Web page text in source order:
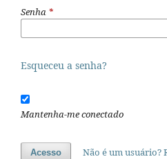
Senha *
Esqueceu a senha?
Mantenha-me conectado
Acesso Não é um usuário?